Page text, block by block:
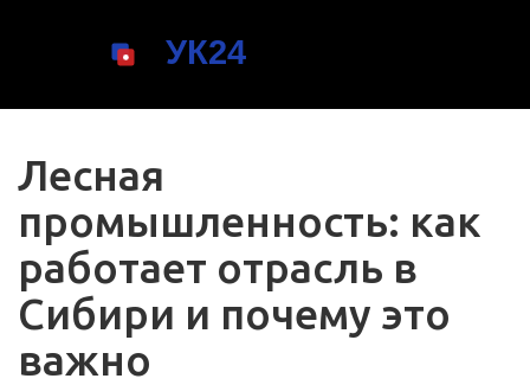
Лесная
промышленность: как
работает отрасль в
Сибири и почему это
важно